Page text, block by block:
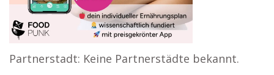
Partnerstadt: Keine Partnerstädte bekannt.